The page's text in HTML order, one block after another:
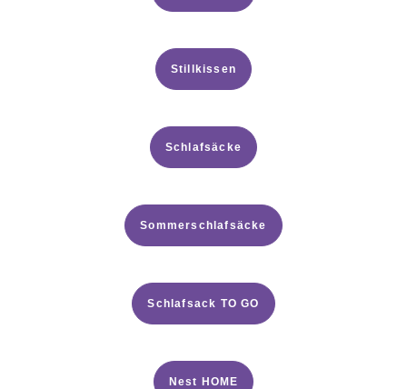
Stillkissen
Schlafsäcke
Sommerschlafsäcke
Schlafsack TO GO
Nest HOME